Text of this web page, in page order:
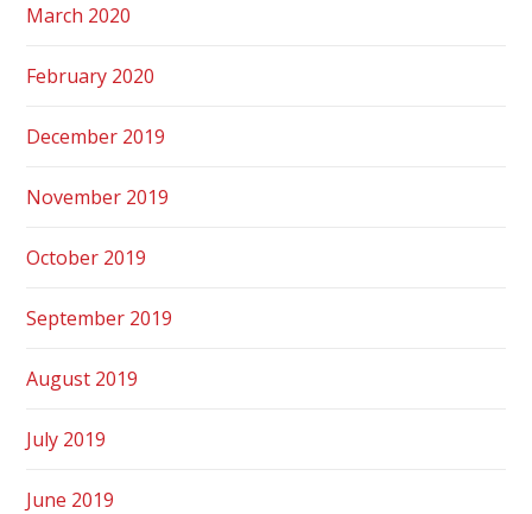
March 2020
February 2020
December 2019
November 2019
October 2019
September 2019
August 2019
July 2019
June 2019